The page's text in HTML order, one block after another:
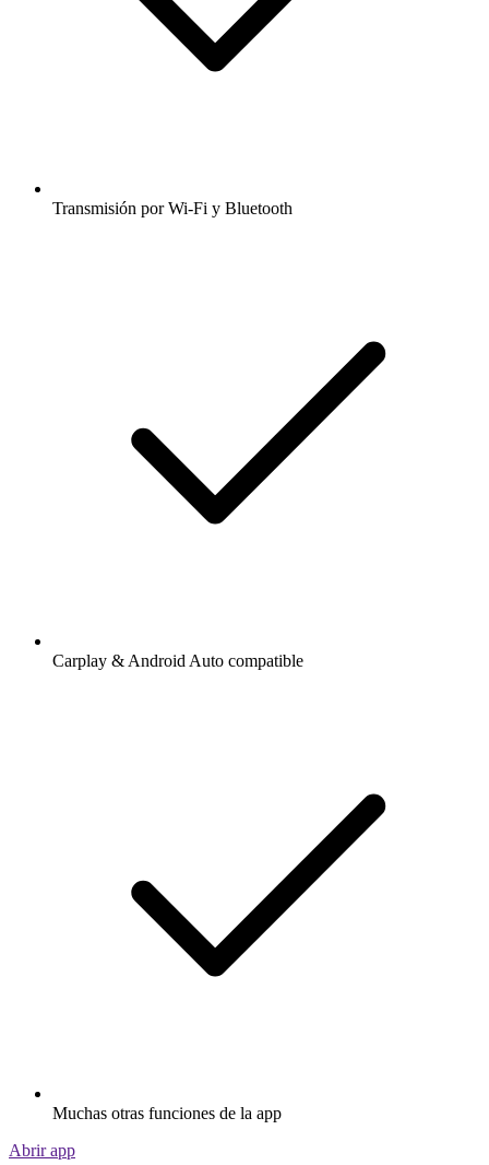
Transmisión por Wi-Fi y Bluetooth
Carplay & Android Auto compatible
Muchas otras funciones de la app
Abrir app